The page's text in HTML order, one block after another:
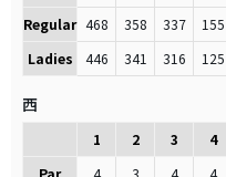
Regular 468 358 337 155
Ladies
446 341 316 125
西
1 2 3 4
Par
4 3 4 4